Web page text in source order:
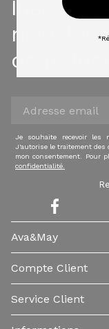
de
Je souhaite recevoir les
J'autorise le traitement des
mon consentement. Pour
confidentialité.
Ava&May
Compte Client
Service Client